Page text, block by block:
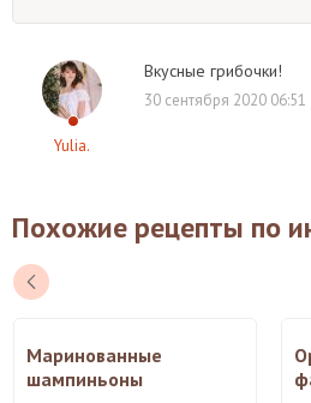
Yulia.
Вкусные грибочки!
30 сентября 2020 06:51
Похожие рецепты по
Маринованные
шампиньоны